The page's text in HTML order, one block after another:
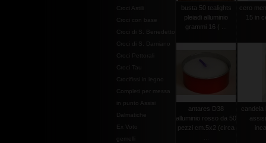
Croci Astili
Croci con base
Croci di S. Benedetto
Croci di S. Damiano
Croci Pettorali
Croci Tau
Crocifissi in legno
Completi per messa
in punto Assisi
Dalmatiche
Ex Voto
gemelli
busta 50 tealights
pleiadi alluminio
grammi 16 ( ...
cero
15 in
antares D38
alluminio rosso da 50
pezzi cm.5x2 (circa
candela